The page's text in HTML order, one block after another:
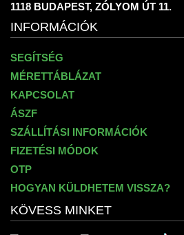
1118 BUDAPEST, ZÓLYOM ÚT 11.
INFORMÁCIÓK
SEGÍTSÉG
MÉRETTÁBLÁZAT
KAPCSOLAT
ÁSZF
SZÁLLÍTÁSI INFORMÁCIÓK
FIZETÉSI MÓDOK
OTP
HOGYAN KÜLDHETEM VISSZA?
KÖVESS MINKET